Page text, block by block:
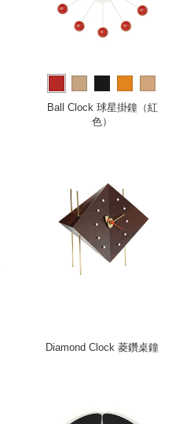
Ball Clock 球星掛鐘（紅
色）
Diamond Clock 菱鑽桌鐘